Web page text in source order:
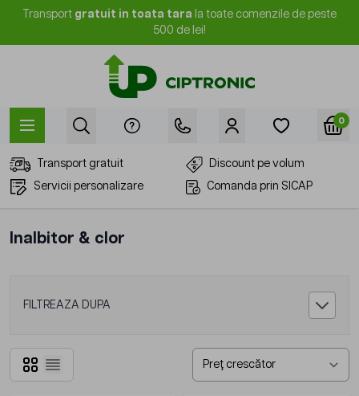
Mergi la Conținut
Transport gratuit in toata tara la toate comenzile de peste
500 de lei!
0
Transport gratuit
Discount pe volum
Servicii personalizare
Comanda prin SICAP
Inalbitor & clor
FILTREAZA DUPA
Grilă
Listă